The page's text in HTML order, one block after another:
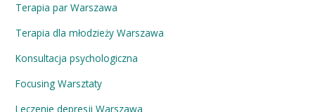
Terapia par Warszawa
Terapia dla młodzieży Warszawa
Konsultacja psychologiczna
Focusing Warsztaty
Leczenie depresji Warszawa